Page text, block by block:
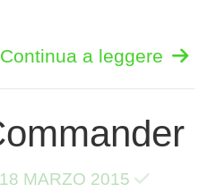
Continua a leggere
18 MARZO 2015